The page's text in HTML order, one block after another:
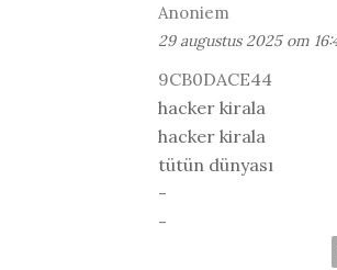
Anoniem
29 augustus 2025 om
9CB0DACE44
hacker kirala
hacker kirala
tütün dünyası
-
-